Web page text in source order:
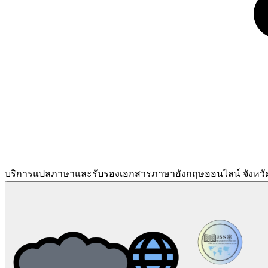
บริการแปลภาษาและรับรองเอกสารภาษาอังกฤษออนไลน์ จังห